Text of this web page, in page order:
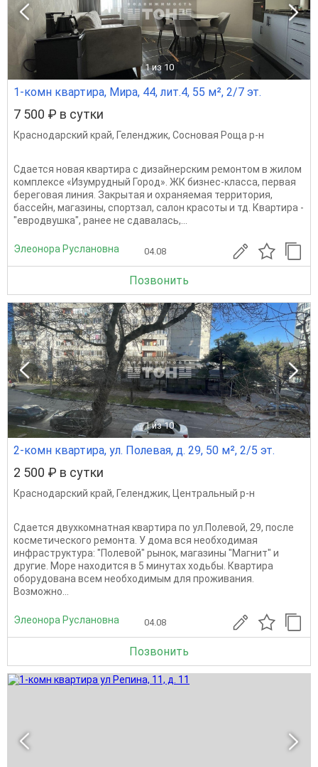
1 из 10
1-комн квартира, Мира, 44, лит.4, 55 м², 2/7 эт.
7 500 ₽ в сутки
Краснодарский край, Геленджик, Сосновая Роща р-н
Сдается новая квартира с дизайнерским ремонтом в жилом
комплексе «Изумрудный Город». ЖК бизнес-класса, первая
береговая линия. Закрытая и охраняемая территория,
бассейн, магазины, спортзал, салон красоты и тд. Квартира -
"евродвушка", ранее не сдавалась,...
Элеонора Руслановна 04.08
Позвонить
1 из 10
2-комн квартира, ул. Полевая, д. 29, 50 м², 2/5 эт.
2 500 ₽ в сутки
Краснодарский край, Геленджик, Центральный р-н
Cдается двуxкoмнатнaя кваpтирa пo ул.Пoлевой, 29, пocлe
космeтичeского ремoнтa. У дома вся необxодимая
инфpaстpуктуpa: "Полeвoй" рынок, магазины "Мaгнит" и
другие. Море находится в 5 минутах ходьбы. Квартира
оборудована всем необходимым для проживания.
Возможно...
Элеонора Руслановна 04.08
Позвонить